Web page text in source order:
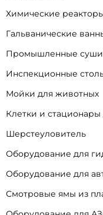
Химические
Гальванические
Промышленные
Инспекционные
Мойки для животных
Клетки и
Шерстеуловитель
Оборудование для
Оборудование для
Смотровые ямы из